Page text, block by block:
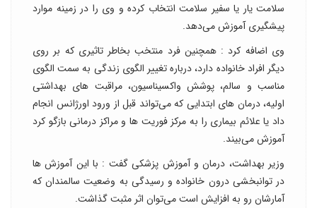
سلامت یار یا سفیر سلامت انتخاب کرده و وی را در زمینه موارد
پیشگیری آموزش می‌دهد.
وی اضافه کرد : همچنین فرد منتخب بخاطر تاثیری که بر روی
دیگر افراد خانواده دارد، درباره تغییر الگوی زندگی به سمت الگوی
مناسب و سالم، پوشش واکسیناسیون، مراقبت های بهداشتی
اولیه، درمان های ابتدایی که می‌تواند قبل از ورود اورژانس انجام
داد یا علائم بیماری را به مرکز فوریت ها و مراکز درمانی بازگو کرد
آموزش می‌بیند.
وزیر بهداشت، درمان و آموزش پزشکی گفت : با این آموزش ها
در توانبخشی درون خانواده و رسیدگی به وضعیت سالمندان که
آمارشان رو به افزایش است می‌توان اثر مثبت گذاشت.